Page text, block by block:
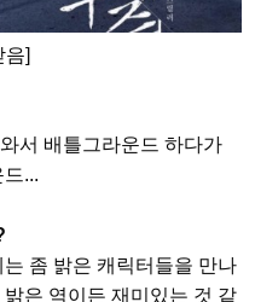
음]
서 배틀그라운드 하다가
...
는 좀 밝은 캐릭터들을 만나
은 역이든 재미있는 것 같